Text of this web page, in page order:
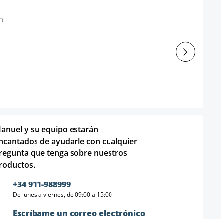
y su equipo estarán
de ayudarle con cualquier
que tenga sobre nuestros
+34 911-988999
De lunes a viernes, de 09:00 a 15:00
Escríbame un correo electrónico